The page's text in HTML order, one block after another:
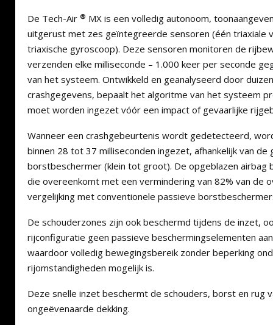
De Tech-Air ® MX is een volledig autonoom,
uitgerust met zes geïntegreerde sensoren (één triaxiale
triaxische gyroscoop). Deze sensoren monitoren de
verzenden elke milliseconde – 1.000 keer per seconde
van het systeem. Ontwikkeld en geanalyseerd door
crashgegevens, bepaalt het algoritme van het systeem
moet worden ingezet vóór een impact of gevaarlijke
Wanneer een crashgebeurtenis wordt gedetecteerd,
binnen 28 tot 37 milliseconden ingezet, afhankelijk van
borstbeschermer (klein tot groot). De opgeblazen airbag
die overeenkomt met een vermindering van 82% van de
vergelijking met conventionele passieve
De schouderzones zijn ook beschermd tijdens de inzet,
rijconfiguratie geen passieve beschermingselementen
waardoor volledig bewegingsbereik zonder beperking
rijomstandigheden mogelijk is.
Deze snelle inzet beschermt de schouders, borst en rug
ongeëvenaarde dekking.